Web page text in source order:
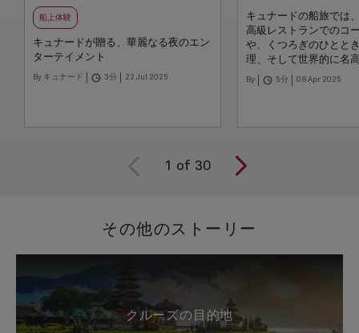
船上体験
キュナードが贈る、華麗なる夜のエン
ターテイメント
By キュナード 3分 22 Jul 2025
キュナードの船旅では
高級レストランでのコ
や、くつろぎのひとと
理、そして世界的に名
ンティーなど、心躍る
能いただけます。本ガ
くご紹介いたします。
By 5分 08 Apr 2025
1 of 30
その他のストーリー
クルーズの目的地